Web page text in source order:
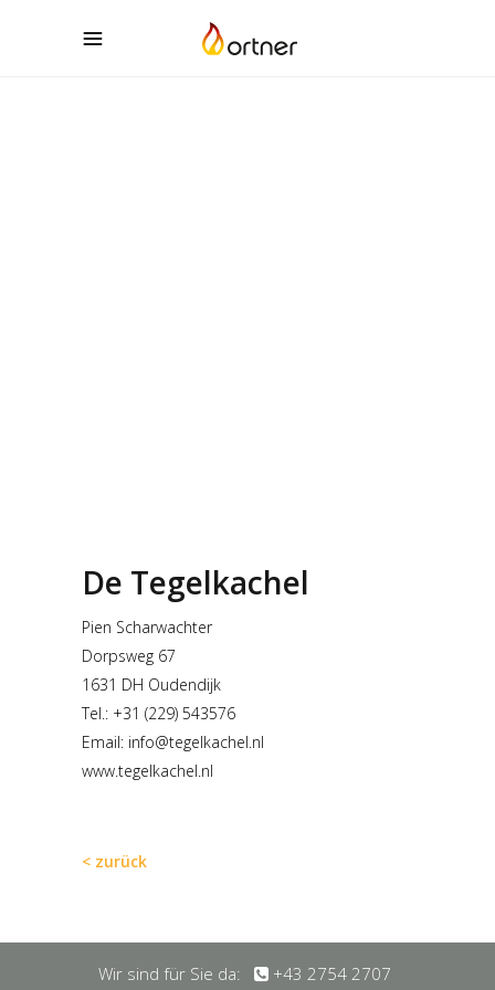
De Tegelkachel
Pien Scharwachter
Dorpsweg 67
1631 DH Oudendijk
Tel.: +31 (229) 543576
Email: info@tegelkachel.nl
www.tegelkachel.nl
< zurück
Wir sind für Sie da: +43 2754 2707